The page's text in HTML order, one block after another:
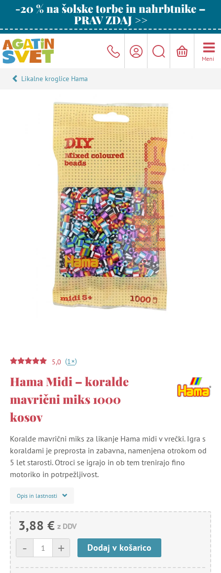
-20 % na šolske torbe in nahrbtnike –
PRAV ZDAJ >>
Meni
Likalne kroglice Hama
5,0 (1+)
Hama Midi – koralde
mavrični miks 1000
kosov
Koralde mavrični miks za likanje Hama midi v vrečki. Igra s
koraldami je preprosta in zabavna, namenjena otrokom od
5 let starosti. Otroci se igrajo in ob tem trenirajo fino
motoriko in potrpežljivost.
Opis in lastnosti
3,88 € z DDV
+
- Dodaj v košarico